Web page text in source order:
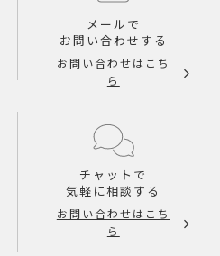
メールで
お問い合わせする
お問い合わせはこち
ら
チャットで
気軽に相談する
お問い合わせはこち
ら